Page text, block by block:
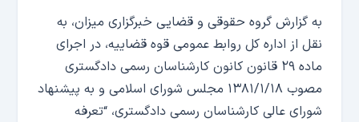
به گزارش گروه حقوقی و قضایی خبرگزاری میزان، به
نقل از اداره کل روابط عمومی قوه قضاییه، در اجرای
ماده ۲۹ قانون کانون کارشناسان رسمی دادگستری
مصوب ۱۳۸۱/۱/۱۸ مجلس شورای اسلامی و به پیشنهاد
شورای عالی کارشناسان رسمی دادگستری، “تعرفه